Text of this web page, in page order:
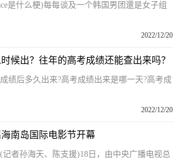
是什么梗)每每谈及一个韩国男团還是女子组
2022/12/20
候出？往年的高考成绩还能查出来吗？
绩后多久出来?高考成绩出来是哪一天?高考成
2022/12/20
南岛国际电影节开幕
记者孙海天、陈支援)18日，由中央广播电视总